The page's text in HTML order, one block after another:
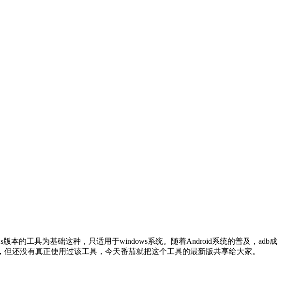
本的工具为基础这种，只适用于windows系统。随着Android系统的普及，adb成
还没有真正使用过该工具，今天番茄就把这个工具的最新版共享给大家。